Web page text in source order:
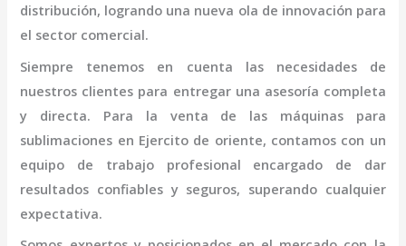
distribución, logrando una nueva ola de innovación para
el sector comercial.
Siempre tenemos en cuenta las necesidades de
nuestros clientes para entregar una asesoría completa
y directa. Para la venta de las máquinas para
sublimaciones en Ejercito de oriente, contamos con un
equipo de trabajo profesional encargado de dar
resultados confiables y seguros, superando cualquier
expectativa.